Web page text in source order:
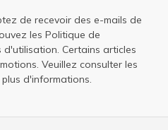
de recevoir des e-mails de
les Politique de
d'utilisation. Certains articles
Veuillez consulter les
d'informations.